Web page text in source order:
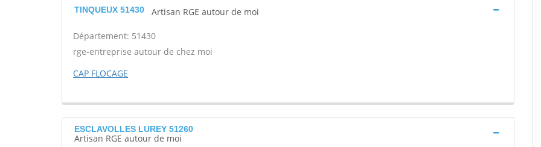
TINQUEUX 51430 Artisan RGE autour de moi
Département: 51430
rge-entreprise autour de chez moi
CAP FLOCAGE
ESCLAVOLLES LUREY 51260
Artisan RGE autour de moi